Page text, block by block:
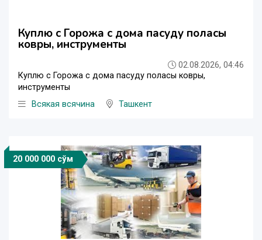
Куплю с Горожа с дома пасуду поласы
ковры, инструменты
02.08.2026, 04:46
Куплю с Горожа с дома пасуду поласы ковры,
инструменты
Всякая всячина
Ташкент
20 000 000 сўм